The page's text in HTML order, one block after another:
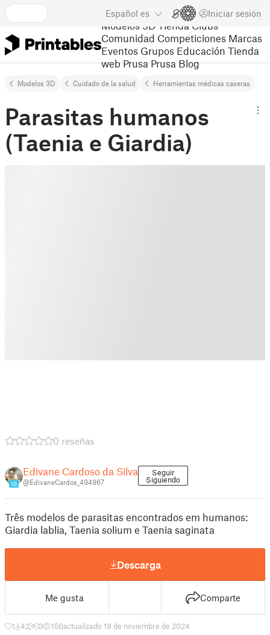
Español es Iniciar sesión
Modelos 3D Tienda Clubs
Comunidad Competiciones Marcas
Eventos Grupos Educación Tienda
web Prusa Prusa Blog
Modelos 3D Cuidado de la salud Herramientas médicas caseras
Parasitas humanos
(Taenia e Giardia)
0 reseñas
10
Edivane Cardoso da Silva
@EdivaneCardos_494967
Seguir
Siguiendo
Três modelos de parasitas encontrados em humanos:
Giardia lablia, Taenia solium e Taenia saginata
Descarga
Me gusta Comparte
1 42 0 150actualizado 19 de noviembre de 2024